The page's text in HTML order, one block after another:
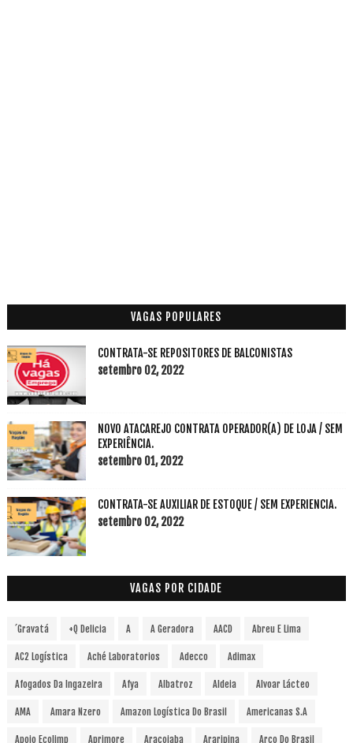
VAGAS POPULARES
CONTRATA-SE REPOSITORES DE BALCONISTAS
setembro 02, 2022
NOVO ATACAREJO CONTRATA OPERADOR(A) DE LOJA / SEM
EXPERIÊNCIA.
setembro 01, 2022
CONTRATA-SE AUXILIAR DE ESTOQUE / SEM EXPERIENCIA.
setembro 02, 2022
VAGAS POR CIDADE
´Gravatá +Q Delicia A A Geradora AACD Abreu E Lima
AC2 Logística Aché Laboratorios Adecco Adimax
Afogados Da Ingazeira Afya Albatroz Aldeia Alvoar Lácteo
AMA Amara Nzero Amazon Logística Do Brasil Americanas S.A
Apoio Ecolimp Aprimore Araçoiaba Araripina Arco Do Brasil